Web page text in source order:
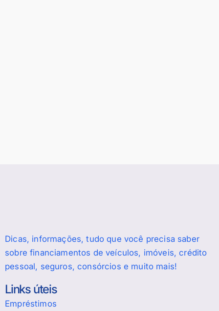
Dicas, informações, tudo que você precisa saber
sobre financiamentos de veículos, imóveis, crédito
pessoal, seguros, consórcios e muito mais!
Links úteis
Empréstimos